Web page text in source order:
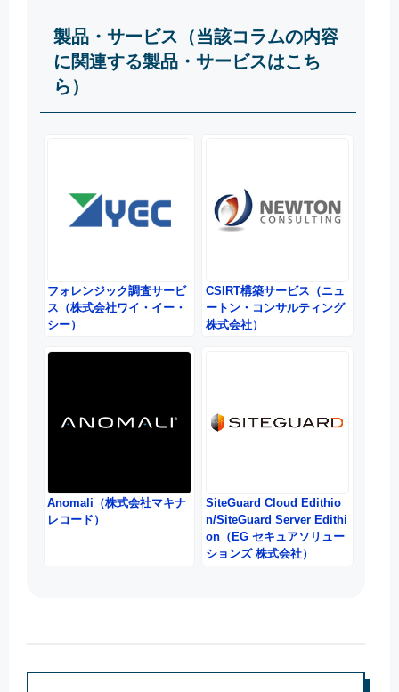
製品・サービス（当該コラムの内容
に関連する製品・サービスはこち
ら）
フォレンジック調査サービ
ス（株式会社ワイ・イー・
シー）
CSIRT構築サービス（ニュ
ートン・コンサルティング
株式会社）
Anomali（株式会社マキナ
レコード）
SiteGuard Cloud Edithio
n/SiteGuard Server Edithi
on（EG セキュアソリュー
ションズ 株式会社）